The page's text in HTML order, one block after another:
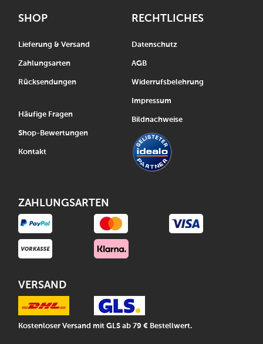
SHOP
Lieferung & Versand
Zahlungsarten
Rücksendungen
Häufige Fragen
Shop-Bewertungen
Kontakt
RECHTLICHES
Datenschutz
AGB
Widerrufsbelehrung
Impressum
Bildnachweise
ZAHLUNGSARTEN
VERSAND
Kostenloser Versand mit GLS ab 79 € Bestellwert.